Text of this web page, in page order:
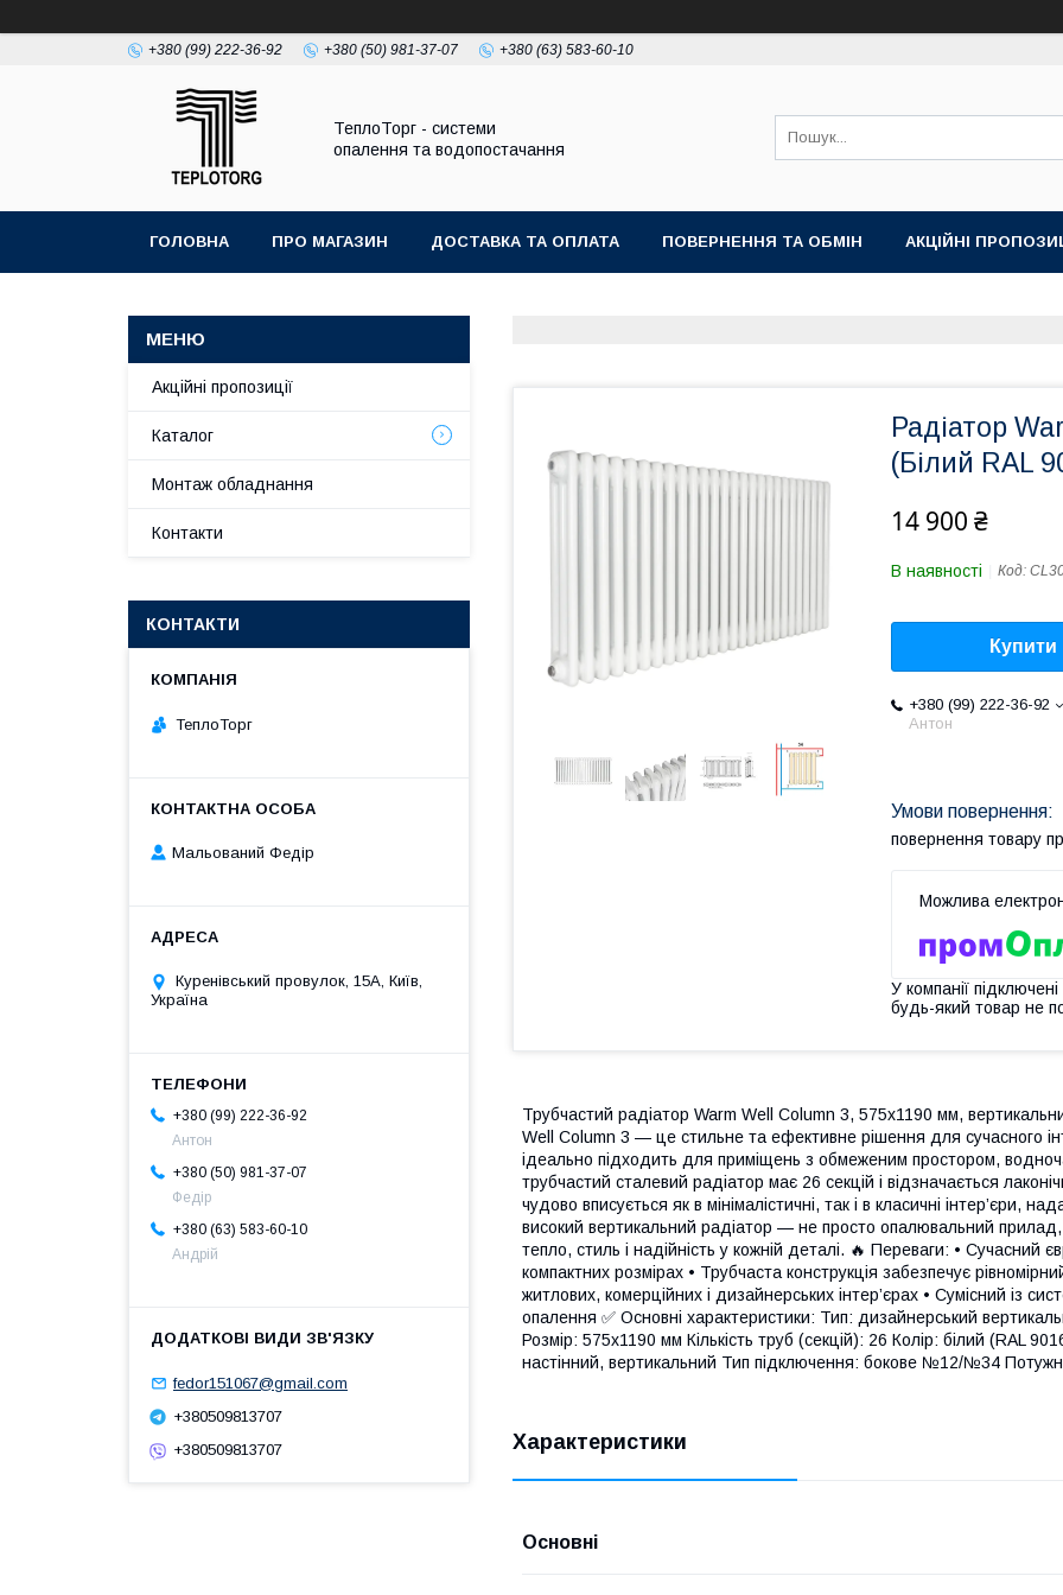
+380 (99) 222-36-92 +380 (50) 981-37-07 +380 (63) 583-60-10
ТеплоТорг - системи
опалення та водопостачання
ГОЛОВНА ПРО МАГАЗИН ДОСТАВКА ТА ОПЛАТА ПОВЕРНЕННЯ ТА ОБМІН АКЦІЙНІ
Радіатор
(Білий RAL
14 900 ₴
В наявності Код:
Купити
+380 (99) 222-36-92
Антон
повернення товару
У компанії
будь-який товар не
Трубчастий радіатор Warm Well Column 3, 575x1190 мм,
Well Column 3 — це стильне та ефективне рішення для сучасного
ідеально підходить для приміщень з обмеженим простором,
трубчастий сталевий радіатор має 26 секцій і відзначається
чудово вписується як в мінімалістичні, так і в класичні інтер’єри,
високий вертикальний радіатор — не просто опалювальний
тепло, стиль і надійність у кожній деталі. 🔥 Переваги: • Сучасний
компактних розмірах • Трубчаста конструкція забезпечує
житлових, комерційних і дизайнерських інтер’єрах • Сумісний із
опалення ✅ Основні характеристики: Тип: дизайнерський
Розмір: 575x1190 мм Кількість труб (секцій): 26 Колір: білий (RAL
настінний, вертикальний Тип підключення: бокове №12/№34
Характеристики
Основні
Акційні пропозиції
Каталог
Монтаж обладнання
Контакти
КОНТАКТИ
ТеплоТорг
Мальований Федір
Куренівський провулок, 15А, Київ,
Україна
+380 (99) 222-36-92
Антон
+380 (50) 981-37-07
Федір
+380 (63) 583-60-10
Андрій
fedor151067@gmail.com
+380509813707
+380509813707